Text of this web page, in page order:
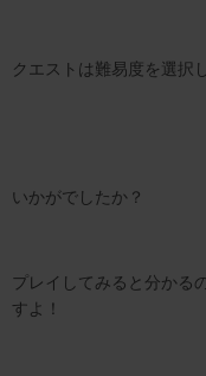
クエストは難易度を選択
いかがでしたか？
プレイしてみると分かる
すよ！